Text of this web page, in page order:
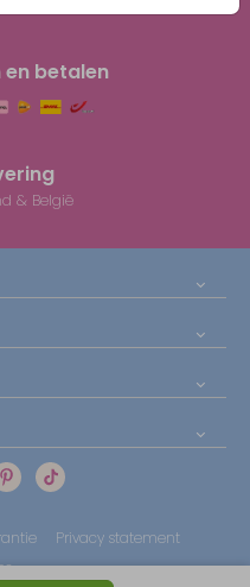
en betalen
& België
Privacy statement